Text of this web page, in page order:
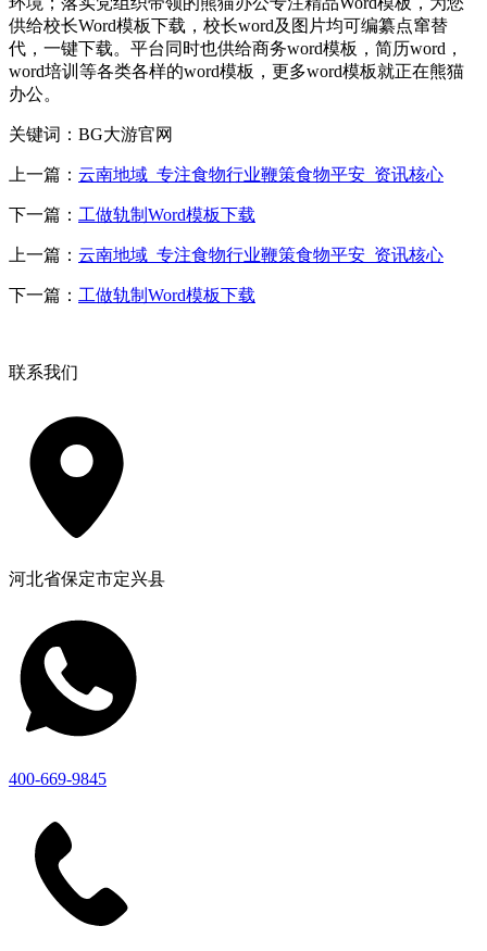
供给校长Word模板下载，校长word及图片均可编纂点窜替
代，一键下载。平台同时也供给商务word模板，简历word，
word培训等各类各样的word模板，更多word模板就正在熊猫
办公。
关键词：BG大游官网
上一篇： 云南地域_专注食物行业鞭策食物平安_资讯核心
下一篇： 工做轨制Word模板下载
上一篇： 云南地域_专注食物行业鞭策食物平安_资讯核心
下一篇： 工做轨制Word模板下载
联系我们
河北省保定市定兴县
400-669-9845